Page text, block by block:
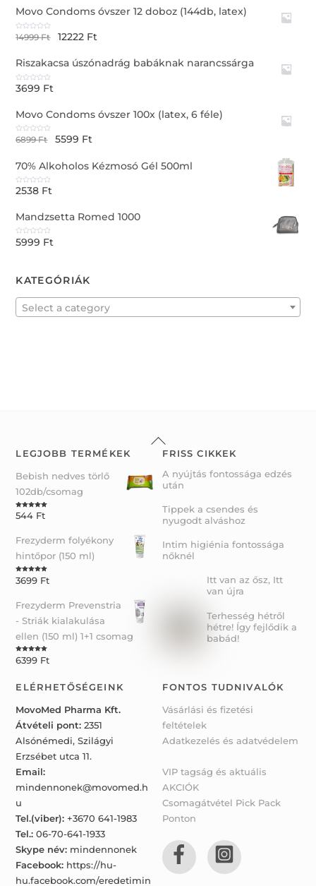
Movo Condoms óvszer 12 doboz (144db, latex)
R
a
d
0
o
u
t
o
14999Ft 12222 Ft
Riszakacsa úszónadrág babáknak narancssárga
R
a
d
0
o
u
t
o
3699 Ft
Movo Condoms óvszer 100x (latex, 6 féle)
R
a
d
0
o
u
t
o
6899Ft 5599 Ft
70% Alkoholos Kézmosó Gél 500ml
R
a
d
0
o
u
t
o
2538 Ft
Mandzsetta Romed 1000
R
a
o
u
o
5999 Ft
KATEGÓRIÁK
Select a category
Back
To
LEGJOBB TERMÉKEK
Bebish nedves törlő
102db/csomag
Rated5.00
out of 5
544 Ft
Frezyderm folyékony
hintőpor (150 ml)
Rated5.00
out of 5
3699 Ft
Frezyderm Prevenstria
- Striák kialakulása
ellen (150 ml) 1+1 csomag
Rated5.00
out of 5
6399 Ft
FRISS CIKKEK
A nyújtás fontossága edzés
után
Tippek a csendes és
nyugodt alváshoz
Intim higiénia fontossága
nőknél
Itt van az ősz, Itt
van újra
Terhesség hétről
hétre! Így fejlődik a
babád!
ELÉRHETŐSÉGEINK
MovoMed Pharma Kft.
Átvételi pont: 2351
Alsónémedi, Szilágyi
Erzsébet utca 11.
Email:
mindennonek@movomed.h
u
Tel.(viber): +3670 641-1983
Tel.: 06-70-641-1933
Skype név: mindennonek
Facebook: https://hu-
hu.facebook.com/eredetimin
FONTOS TUDNIVALÓK
Vásárlási és fizetési
feltételek
Adatkezelés és adatvédelem
VIP tagság és aktuális
AKCIÓK
Csomagátvétel Pick Pack
Ponton